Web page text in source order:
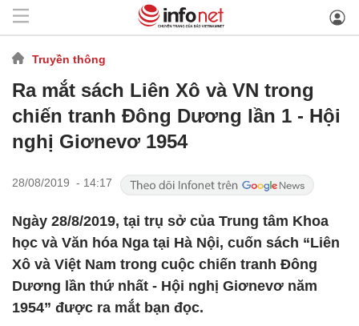
Truyền thông
Ra mắt sách Liên Xô và VN trong
chiến tranh Đông Dương lần 1 - Hội
nghị Giơnevơ 1954
28/08/2019 - 14:17
Ngày 28/8/2019, tại trụ sở của Trung tâm Khoa
học và Văn hóa Nga tại Hà Nội, cuốn sách “Liên
Xô và Việt Nam trong cuộc chiến tranh Đông
Dương lần thứ nhất - Hội nghị Giơnevơ năm
1954” được ra mắt bạn đọc.